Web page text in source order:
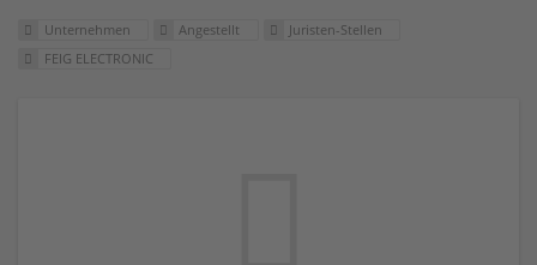
Unternehmen Angestellt
Juristen-Stellen
FEIG ELECTRONIC